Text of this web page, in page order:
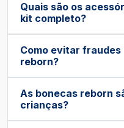
Quais são os
kit completo?
Como evitar fraudes
reborn?
As bonecas reborn
crianças?